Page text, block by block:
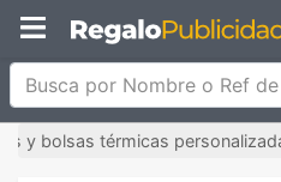
Busca por Nombre o Ref de
y bolsas térmicas